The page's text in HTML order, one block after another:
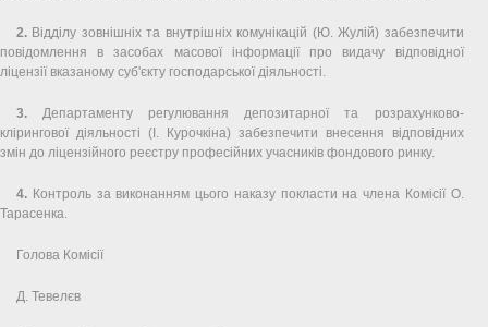
2. Відділу зовнішніх та внутрішніх комунікацій (Ю. Жулій) забезпечити
повідомлення в засобах масової інформації про видачу відповідної
ліцензії вказаному суб'єкту господарської діяльності.
3. Департаменту регулювання депозитарної та розрахунково-
клірингової діяльності (І. Курочкіна) забезпечити внесення відповідних
змін до ліцензійного реєстру професійних учасників фондового ринку.
4. Контроль за виконанням цього наказу покласти на члена Комісії О.
Тарасенка.
Голова Комісії
Д. Тевелєв